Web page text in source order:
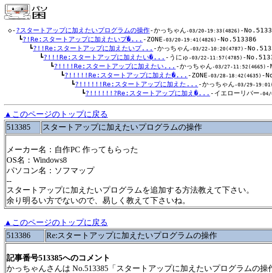
◇- ?スタートアップに加えたいプログラムの操作-かっちゃん-03/20-19:33(4826) -
┗?!Re:スタートアップに加えたいプ�... -ZONE-03/20-19:41(4826) -No.513386
┗?!!Re:スタートアップに加えたいプ... -かっちゃん-03/22-10:20(4787) -
┗?!!!Re:スタートアップに加えたい�... -うにゅ -03/22-11:57(4785) -
┗?!!!!Re:スタートアップに加えたい... -かっちゃん-03/27-11:52(4665) -
┗?!!!!!Re:スタートアップに加えた�... -ZONE-03/28-18:42(4635) -
┗?!!!!!!Re:スタートアップに加えた... -かっちゃん-03/29-
┗?!!!!!!?Re:スタートアップに加え�... -イエローリバー-04/
▲このページのトップに戻る
513385
スタートアップに加えたいプログラムの操作
メーカー名：自作PC 作ってもらった
OS名：Windows8
パソコン名：ソフマップ
--
スタートアップに加えたいプログラムを追加する方法教えて下さい。
余り明るい方でないので、易しく教えて下さいね。
▲このページのトップに戻る
513386
Re:スタートアップに加えたいプログラムの操作
記事番号513385へのコメント
かっちゃんさんは No.513385「スタートアップに加えたいプログラムの操